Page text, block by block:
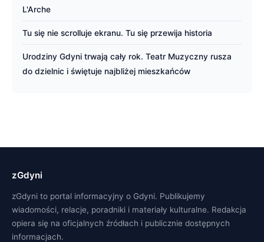
L'Arche
Tu się nie scrolluje ekranu. Tu się przewija historia
Urodziny Gdyni trwają cały rok. Teatr Muzyczny rusza
do dzielnic i świętuje najbliżej mieszkańców
zGdyni
zGdyni to portal informacyjny o Gdyni. Publikujemy
wiadomości, relacje, poradniki i materiały kulturalne. Redakcja
opiera się na oficjalnych źródłach i publicznie dostępnych
informacjach.